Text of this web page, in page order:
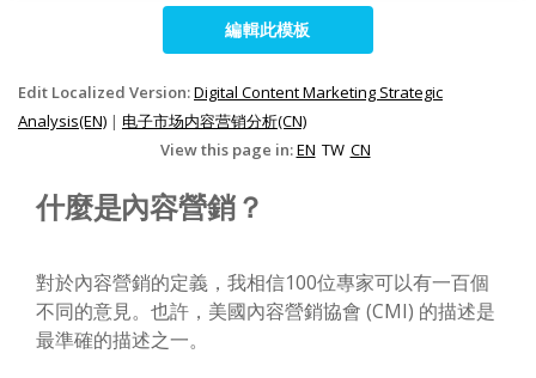
編輯此模板
Edit Localized Version:Digital Content Marketing Strategic
Analysis(EN) | 电子市场内容营销分析(CN)
View this page in:EN TW CN
什麼是內容營銷？
對於內容營銷的定義，我相信100位專家可以有一百個
不同的意見。也許，美國內容營銷協會 (CMI) 的描述是
最準確的描述之一。